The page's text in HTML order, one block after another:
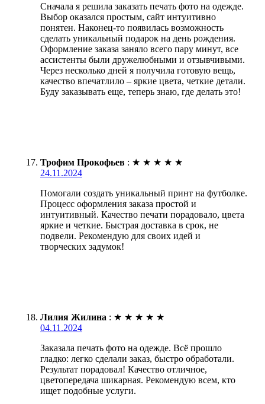
Сначала я решила заказать печать фото на одежде.
Выбор оказался простым, сайт интуитивно
понятен. Наконец-то появилась возможность
сделать уникальный подарок на день рождения.
Оформление заказа заняло всего пару минут, все
ассистенты были дружелюбными и отзывчивыми.
Через несколько дней я получила готовую вещь,
качество впечатлило – яркие цвета, четкие детали.
Буду заказывать еще, теперь знаю, где делать это!
Трофим Прокофьев : ★ ★ ★ ★ ★
24.11.2024
Помогали создать уникальный принт на футболке.
Процесс оформления заказа простой и
интуитивный. Качество печати порадовало, цвета
яркие и четкие. Быстрая доставка в срок, не
подвели. Рекомендую для своих идей и
творческих задумок!
Лилия Жилина : ★ ★ ★ ★ ★
04.11.2024
Заказала печать фото на одежде. Всё прошло
гладко: легко сделали заказ, быстро обработали.
Результат порадовал! Качество отличное,
цветопередача шикарная. Рекомендую всем, кто
ищет подобные услуги.